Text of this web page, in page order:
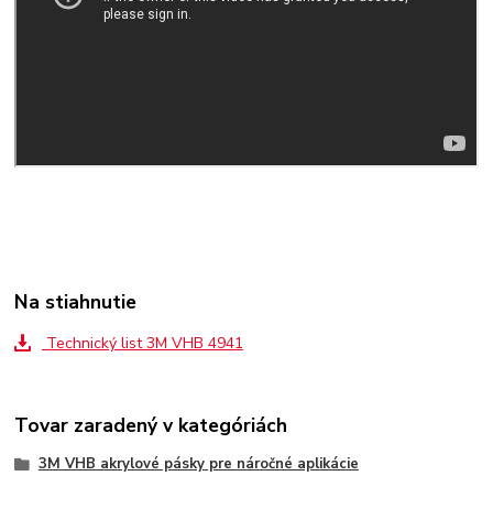
Na stiahnutie
Technický list 3M VHB 4941
Tovar zaradený v kategóriách
3M VHB akrylové pásky pre náročné aplikácie